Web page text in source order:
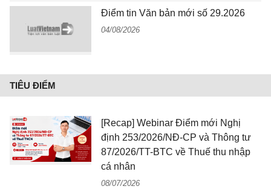
Điểm tin Văn bản mới số 29.2026
04/08/2026
TIÊU ĐIỂM
[Recap] Webinar Điểm mới Nghị
định 253/2026/NĐ-CP và Thông tư
87/2026/TT-BTC về Thuế thu nhập
cá nhân
08/07/2026